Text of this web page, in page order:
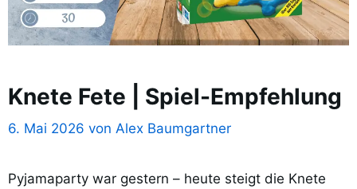
Knete Fete | Spiel-Empfehlung
6. Mai 2026 von Alex Baumgartner
Pyjamaparty war gestern – heute steigt die Knete